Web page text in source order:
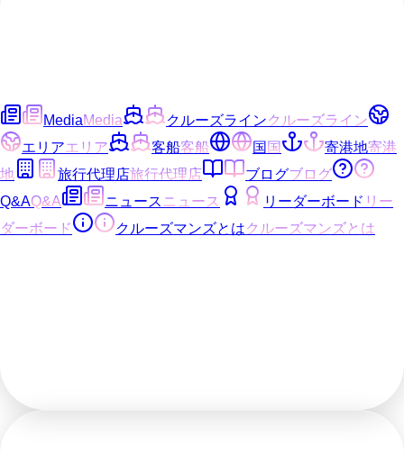
MediaMedia クルーズラインクルーズライン
エリアエリア 客船客船 国国 寄港地寄港
地
旅行代理店旅行代理店 ブログブログ
Q&AQ&A ニュース ニュース リーダーボード リー
ダーボード
クルーズマンズとはクルーズマンズとは